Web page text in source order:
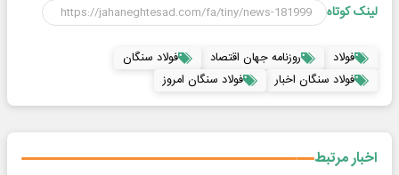
لینک کوتاه
فولاد روزنامه جهان اقتصاد
فولاد سنگان
فولاد سنگان اخبار
فولاد سنگان امروز
اخبار مرتبط